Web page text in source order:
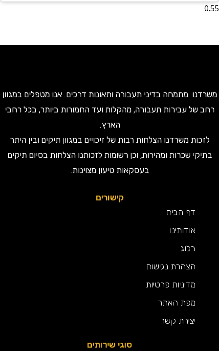
מתמחה בדיני תעבורה ותאונות דרכים. אנו מטפלים במגוון
עבירות תעבורה, מהקלות ועד החמורות ביותר, בכל רחבי
הארץ.
משרדנו הצלחות רבות של זיכויים במגוון תיקים ובין היתר
שכרות ומהירות, וכן רשומות לזכותנו הצלחות בסיום תיקים
בעסקאות טיעון מצוינות.
קישורים
דף הבית
אודותינו
הצהרת נגישות
מדיניות פרטיות
מפת האתר
יצירת קשר
סוגי שירותים